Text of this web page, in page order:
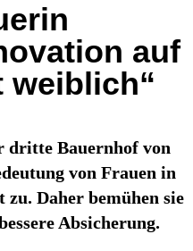
auf
weiblich“
Bauernhof von
von Frauen in
Daher bemühen sie
Absicherung.